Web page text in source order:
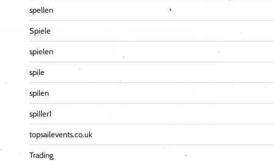
spellen
Spiele
spielen
spile
spilen
spiller1
topsailevents.co.uk
Trading